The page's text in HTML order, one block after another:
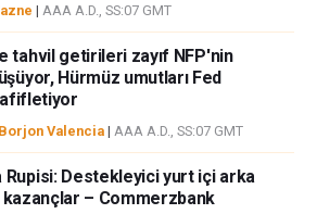
| AAA A.D., SS:07 GMT
tahvil getirileri zayıf NFP'nin
Hürmüz umutları Fed
Valencia | AAA A.D., SS:07 GMT
Rupisi: Destekleyici yurt içi arka
kazançlar – Commerzbank